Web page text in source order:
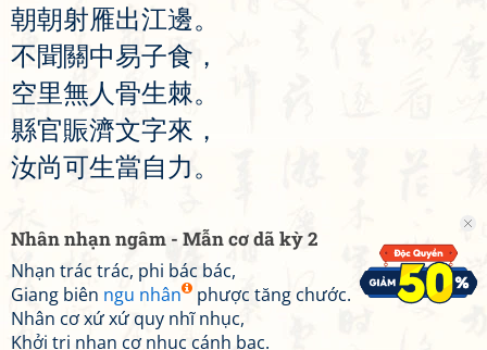
朝朝射雁出江邊。
不聞關中易子食 ，
空里無 人骨生棘。
縣官賑濟文字來 ，
汝尚可生當自 力。
Nhân nhạn ngâm - Mẫn cơ dã kỳ 2
Nhạn trác trác, phi bác bác,
Giang biên ngu nhân
phược tăng chước.
Nhân cơ xứ xứ quy nhĩ nhục,
Khởi tri nhạn cơ nhục cánh bạc.